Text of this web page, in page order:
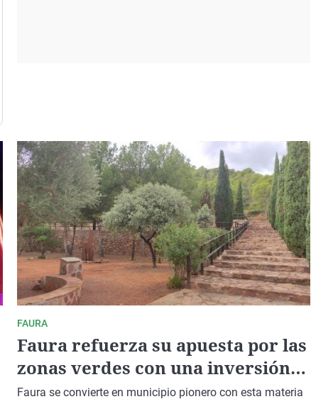
FAURA
Faura refuerza su apuesta por las
zonas verdes con una inversión
de más de 24.000 euros
Faura se convierte en municipio pionero con esta materia